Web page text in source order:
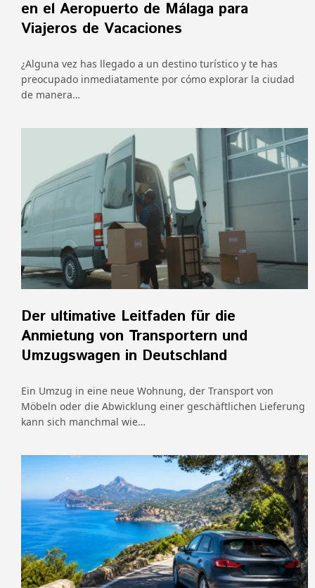
en el Aeropuerto de Málaga para
Viajeros de Vacaciones
¿Alguna vez has llegado a un destino turístico y te has
preocupado inmediatamente por cómo explorar la ciudad
de manera…
Der ultimative Leitfaden für die
Anmietung von Transportern und
Umzugswagen in Deutschland
Ein Umzug in eine neue Wohnung, der Transport von
Möbeln oder die Abwicklung einer geschäftlichen Lieferung
kann sich manchmal wie…